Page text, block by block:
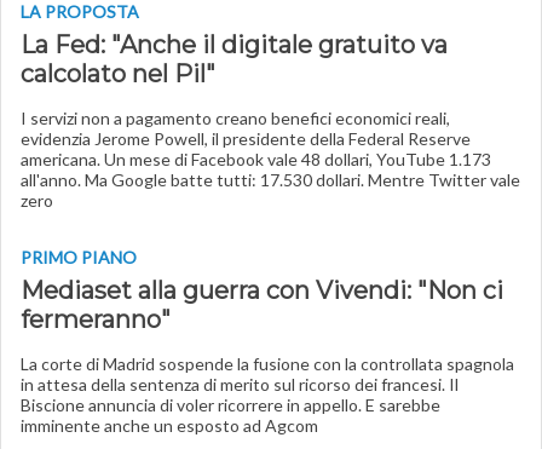
LA PROPOSTA
La Fed: "Anche il digitale gratuito va
calcolato nel Pil"
I servizi non a pagamento creano benefici economici reali,
evidenzia Jerome Powell, il presidente della Federal Reserve
americana. Un mese di Facebook vale 48 dollari, YouTube 1.173
all'anno. Ma Google batte tutti: 17.530 dollari. Mentre Twitter vale
zero
PRIMO PIANO
Mediaset alla guerra con Vivendi: "Non ci
fermeranno"
La corte di Madrid sospende la fusione con la controllata spagnola
in attesa della sentenza di merito sul ricorso dei francesi. Il
Biscione annuncia di voler ricorrere in appello. E sarebbe
imminente anche un esposto ad Agcom